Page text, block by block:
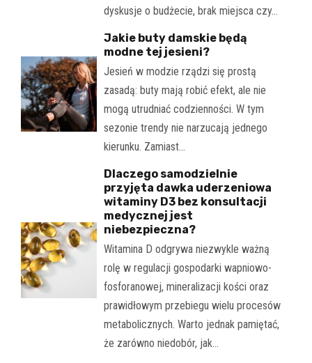
dyskusje o budżecie, brak miejsca czy…
Jakie buty damskie będą
modne tej jesieni?
Jesień w modzie rządzi się prostą
zasadą: buty mają robić efekt, ale nie
mogą utrudniać codzienności. W tym
sezonie trendy nie narzucają jednego
kierunku. Zamiast…
Dlaczego samodzielnie
przyjęta dawka uderzeniowa
witaminy D3 bez konsultacji
medycznej jest
niebezpieczna?
Witamina D odgrywa niezwykle ważną
rolę w regulacji gospodarki wapniowo-
fosforanowej, mineralizacji kości oraz
prawidłowym przebiegu wielu procesów
metabolicznych. Warto jednak pamiętać,
że zarówno niedobór, jak…